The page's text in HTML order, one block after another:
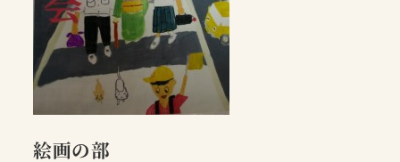
絵画の部